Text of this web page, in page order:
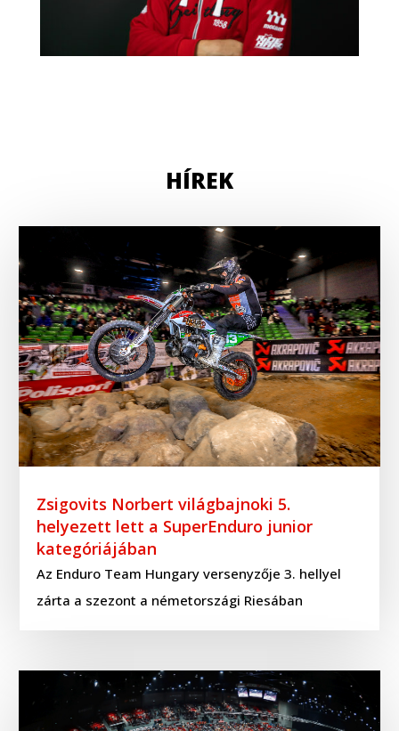
HÍREK
Zsigovits Norbert világbajnoki 5.
helyezett lett a SuperEnduro junior
kategóriájában
Az Enduro Team Hungary versenyzője 3. hellyel
zárta a szezont a németországi Riesában